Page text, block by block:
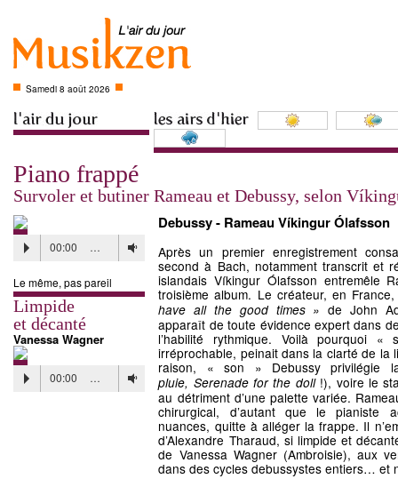
Samedi 8 août 2026
Piano frappé
Survoler et butiner Rameau et Debussy, selon
00:00 …
Le même, pas pareil
Limpide
et décanté
Vanessa Wagner
00:00 …
Debussy - Rameau Víkingur Ólafsson
Après un premier enregistrement
second à Bach, notamment transcrit et
islandais Víkingur Ólafsson entremêle
troisième album. Le créateur, en
have all the good times » de John
apparaît de toute évidence expert dans
l’habilité rythmique. Voilà pourquoi «
irréprochable, peinait dans la clarté de la
raison, « son » Debussy privilégie
pluie, Serenade for the doll!), voire le
au détriment d’une palette variée.
chirurgical, d’autant que le pianiste
nuances, quitte à alléger la frappe. Il
d’Alexandre Tharaud, si limpide et
de Vanessa Wagner (Ambroisie), aux
dans des cycles debussystes entiers… et